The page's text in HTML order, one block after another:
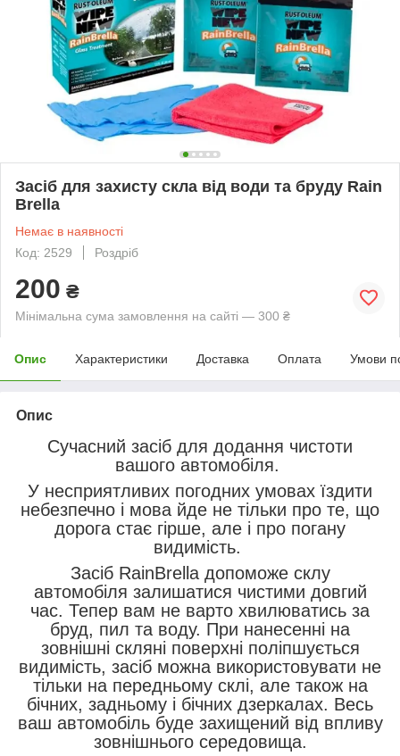
Засіб для захисту скла від води та бруду Rain
Brella
Немає в наявності
Код: 2529
Роздріб
200 ₴
Мінімальна сума замовлення на сайті — 300 ₴
Опис Характеристики Доставка Оплата Умови
Опис
Сучасний засіб для додання чистоти
вашого автомобіля.
У несприятливих погодних умовах їздити
небезпечно і мова йде не тільки про те, що
дорога стає гірше, але і про погану
видимість.
Засіб RainBrella допоможе склу
автомобіля залишатися чистими довгий
час. Тепер вам не варто хвилюватись за
бруд, пил та воду. При нанесенні на
зовнішні скляні поверхні поліпшується
видимість, засіб можна використовувати не
тільки на передньому склі, але також на
бічних, задньому і бічних дзеркалах. Весь
ваш автомобіль буде захищений від впливу
зовнішнього середовища.